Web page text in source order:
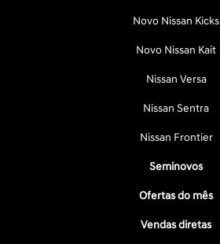
Novo Nissan Kicks
Novo Nissan Kait
Nissan Versa
Nissan Sentra
Nissan Frontier
Seminovos
Ofertas do mês
Vendas diretas